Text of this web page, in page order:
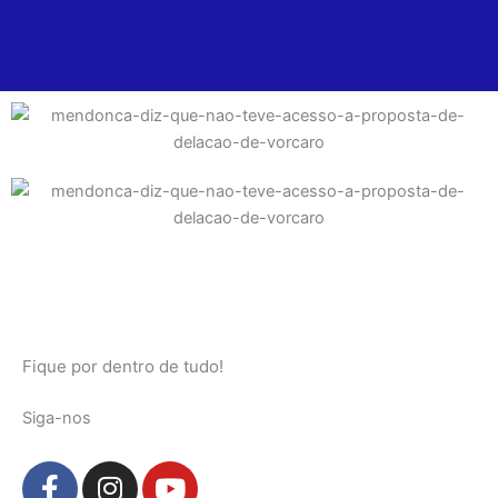
Fique por dentro de tudo!
Siga-nos
F
I
Y